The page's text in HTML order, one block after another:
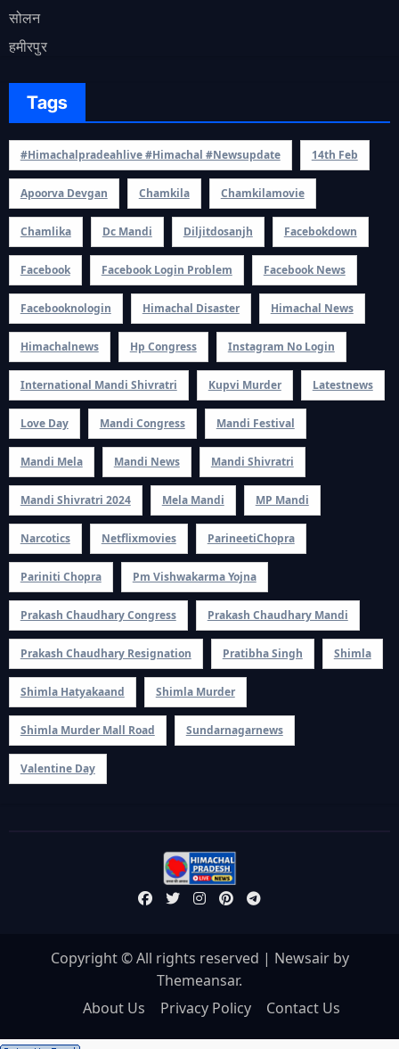
सोलन
हमीरपुर
Tags
#himachalpradeahlive #himachal #newsupdate 14th Feb
Apoorva Devgan Chamkila Chamkilamovie
Chamlika Dc Mandi Diljitdosanjh Facebokdown
Facebook Facebook Login Problem Facebook News
Facebooknologin Himachal Disaster Himachal News
Himachalnews Hp Congress Instagram No Login
International Mandi Shivratri Kupvi Murder Latestnews
Love Day Mandi Congress Mandi Festival
Mandi Mela Mandi News Mandi Shivratri
Mandi Shivratri 2024 Mela Mandi MP Mandi
Narcotics Netflixmovies ParineetiChopra
Pariniti Chopra Pm Vishwakarma Yojna
Prakash Chaudhary Congress Prakash Chaudhary Mandi
Prakash Chaudhary Resignation Pratibha Singh Shimla
Shimla Hatyakaand Shimla Murder
Shimla Murder Mall Road Sundarnagarnews
Valentine Day
Copyright © All rights reserved | Newsairby
Themeansar.
About Us
Privacy Policy Contact Us